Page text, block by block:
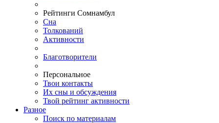
Рейтинги Сомнамбул
Сна
Толкований
Активности
Благотворители
Персональное
Твои контакты
Их сны и обсуждения
Твой рейтинг активности
Разное
Поиск по материалам